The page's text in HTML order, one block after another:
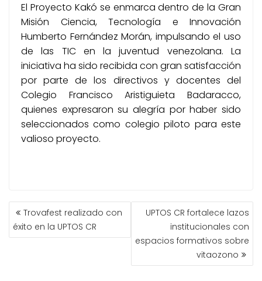
El Proyecto Kakó se enmarca dentro de la Gran
Misión Ciencia, Tecnología e Innovación
Humberto Fernández Morán, impulsando el uso
de las TIC en la juventud venezolana. La
iniciativa ha sido recibida con gran satisfacción
por parte de los directivos y docentes del
Colegio Francisco Aristiguieta Badaracco,
quienes expresaron su alegría por haber sido
seleccionados como colegio piloto para este
valioso proyecto.
Trovafest realizado con
éxito en la UPTOS CR
UPTOS CR fortalece lazos
institucionales con
espacios formativos sobre
vitaozono